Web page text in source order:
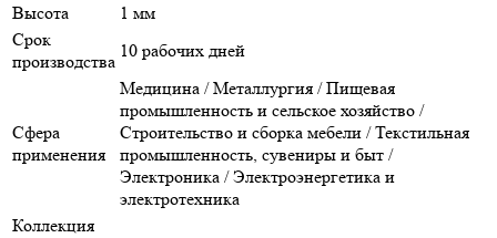
Высота
1 мм
Срок
производства
10 рабочих дней
Сфера
применения
Медицина / Металлургия / Пищевая
промышленность и сельское хозяйство /
Строительство и сборка мебели / Текстильная
промышленность, сувениры и быт /
Электроника / Электроэнергетика и
электротехника
Коллекция